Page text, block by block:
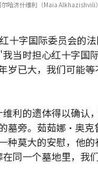
哈济什维利（Maia Alkhazishvili
十字国际委员会的
当时担心红十字国
岁已大，我们可能
利的遗体得以确认
墓旁。茹茹娜·奥
种莫大的安慰，他
同一个墓地里，我